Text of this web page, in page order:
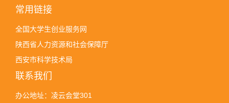
常用链接
全国大学生创业服务网
陕西省人力资源和社会保障厅
西安市科学技术局
联系我们
办公地址：凌云会堂301